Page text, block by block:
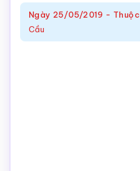
onlineNgày 25/05/2019 -
Cầu